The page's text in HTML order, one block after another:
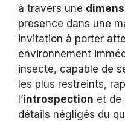
à travers une
présence dans une
invitation à porter
environnement
insecte, capable de
les plus restreints,
l’introspection et de
détails négligés du